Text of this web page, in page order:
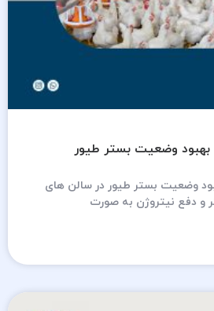
بهبود وضعیت بستر طیور
وضعیت بستر طیور در سالن های
و دفع نیتروژن به‌ صورت